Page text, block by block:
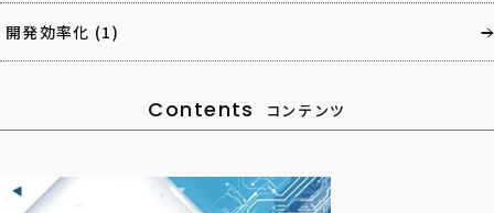
開発効率化 (1)
Contents コンテンツ